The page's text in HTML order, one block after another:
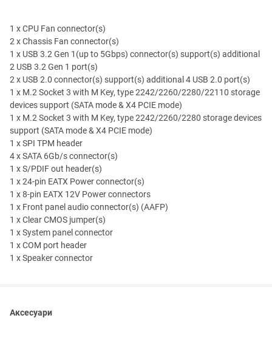
1 x CPU Fan connector(s)
2 x Chassis Fan connector(s)
1 x USB 3.2 Gen 1(up to 5Gbps) connector(s) support(s) additional
2 USB 3.2 Gen 1 port(s)
2 x USB 2.0 connector(s) support(s) additional 4 USB 2.0 port(s)
1 x M.2 Socket 3 with M Key, type 2242/2260/2280/22110 storage
devices support (SATA mode & X4 PCIE mode)
1 x M.2 Socket 3 with M Key, type 2242/2260/2280 storage devices
support (SATA mode & X4 PCIE mode)
1 x SPI TPM header
4 x SATA 6Gb/s connector(s)
1 x S/PDIF out header(s)
1 x 24-pin EATX Power connector(s)
1 x 8-pin EATX 12V Power connectors
1 x Front panel audio connector(s) (AAFP)
1 x Clear CMOS jumper(s)
1 x System panel connector
1 x COM port header
1 x Speaker connector
Аксесуари